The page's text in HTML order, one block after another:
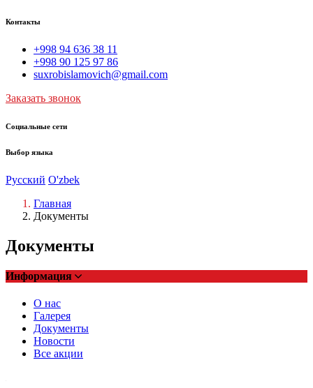
Контакты
+998 94 636 38 11
+998 90 125 97 86
suxrobislamovich@gmail.com
Заказать звонок
Социальные сети
Выбор языка
Русский O'zbek
Главная
Документы
Документы
Информация
О нас
Галерея
Документы
Новости
Все акции